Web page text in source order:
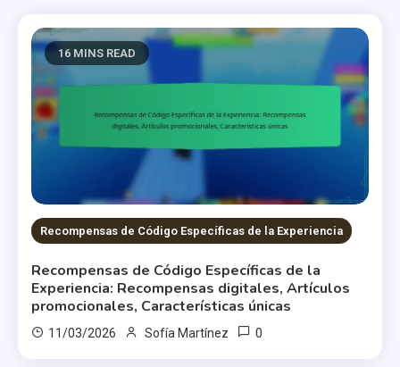
16 MINS READ
Recompensas de Código Específicas de la Experiencia
Recompensas de Código Específicas de la
Experiencia: Recompensas digitales, Artículos
promocionales, Características únicas
11/03/2026 Sofía Martínez 0